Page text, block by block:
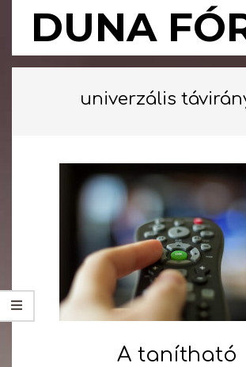
DUNA
Primary
univerzális
A tanítható